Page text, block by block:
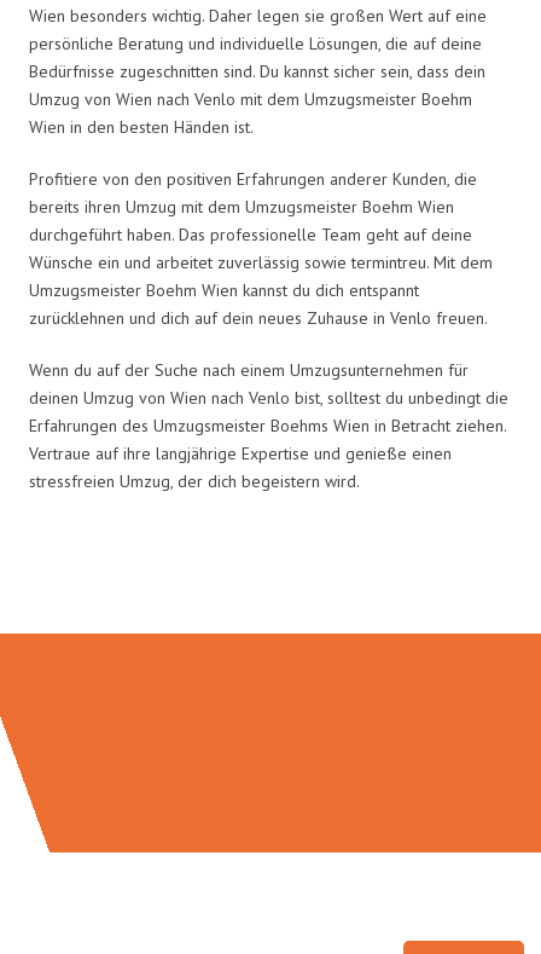
Wien besonders wichtig. Daher legen sie großen Wert auf eine
persönliche Beratung und individuelle Lösungen, die auf deine
Bedürfnisse zugeschnitten sind. Du kannst sicher sein, dass dein
Umzug von Wien nach Venlo mit dem Umzugsmeister Boehm
Wien in den besten Händen ist.
Profitiere von den positiven Erfahrungen anderer Kunden, die
bereits ihren Umzug mit dem Umzugsmeister Boehm Wien
durchgeführt haben. Das professionelle Team geht auf deine
Wünsche ein und arbeitet zuverlässig sowie termintreu. Mit dem
Umzugsmeister Boehm Wien kannst du dich entspannt
zurücklehnen und dich auf dein neues Zuhause in Venlo freuen.
Wenn du auf der Suche nach einem Umzugsunternehmen für
deinen Umzug von Wien nach Venlo bist, solltest du unbedingt die
Erfahrungen des Umzugsmeister Boehms Wien in Betracht ziehen.
Vertraue auf ihre langjährige Expertise und genieße einen
stressfreien Umzug, der dich begeistern wird.